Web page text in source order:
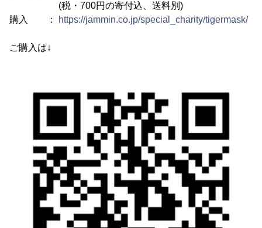
(税・700円の寄付込、送料別)
購入 ：
https://jammin.co.jp/special_charity/tigermask/
ご購入は↓